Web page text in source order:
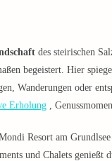
des steirischen
begeistert. Hier
Wanderungen oder
Erholung ,
Resort am
und Chalets genießt